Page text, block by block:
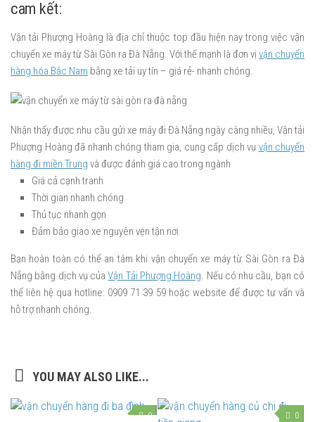
cam kết:
Vận tải Phượng Hoàng là địa chỉ thuộc top đầu hiện nay trong việc vận
chuyển xe máy từ Sài Gòn ra Đà Nẵng. Với thế mạnh là đơn vị vận chuyển
hàng hóa Bắc Nam bằng xe tải uy tín – giá rẻ- nhanh chóng.
Nhận thấy được nhu cầu gửi xe máy đi Đà Nẵng ngày càng nhiều, Vận tải
Phượng Hoàng đã nhanh chóng tham gia, cung cấp dịch vụ vận chuyển
hàng đi miền Trung và được đánh giá cao trong ngành
Giá cả cạnh tranh
Thời gian nhanh chóng
Thủ tục nhanh gọn
Đảm bảo giao xe nguyên vẹn tận nơi
Bạn hoàn toàn có thể an tâm khi vận chuyển xe máy từ Sài Gòn ra Đà
Nẵng bằng dịch vụ củaVận Tải Phượng Hoàng. Nếu có nhu cầu, bạn có
thể liên hệ qua hotline: 0909 71 39 59 hoặc website để được tư vấn và
hỗ trợ nhanh chóng.
YOU MAY ALSO LIKE...
0 0